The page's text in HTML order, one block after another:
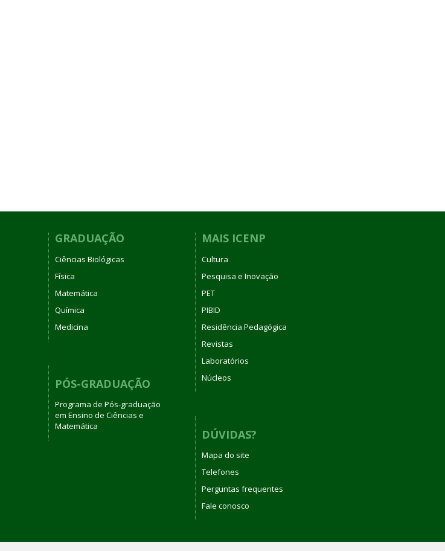
GRADUAÇÃO
Ciências Biológicas
Física
Matemática
Química
Medicina
PÓS-GRADUAÇÃO
Programa de Pós-graduação
em Ensino de Ciências e
Matemática
MAIS ICENP
Cultura
Pesquisa e Inovação
PET
PIBID
Residência Pedagógica
Revistas
Laboratórios
Núcleos
DÚVIDAS?
Mapa do site
Telefones
Perguntas frequentes
Fale conosco